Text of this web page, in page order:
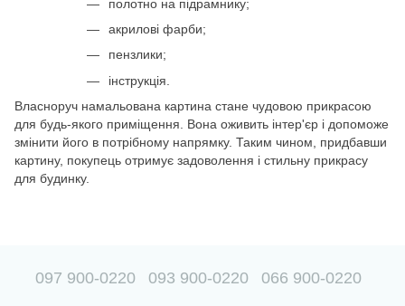
полотно на підрамнику;
акрилові фарби;
пензлики;
інструкція.
Власноруч намальована картина стане чудовою прикрасою
для будь-якого приміщення. Вона оживить інтер'єр і допоможе
змінити його в потрібному напрямку. Таким чином, придбавши
картину, покупець отримує задоволення і стильну прикрасу
для будинку.
097 900-0220 093 900-0220 066 900-0220